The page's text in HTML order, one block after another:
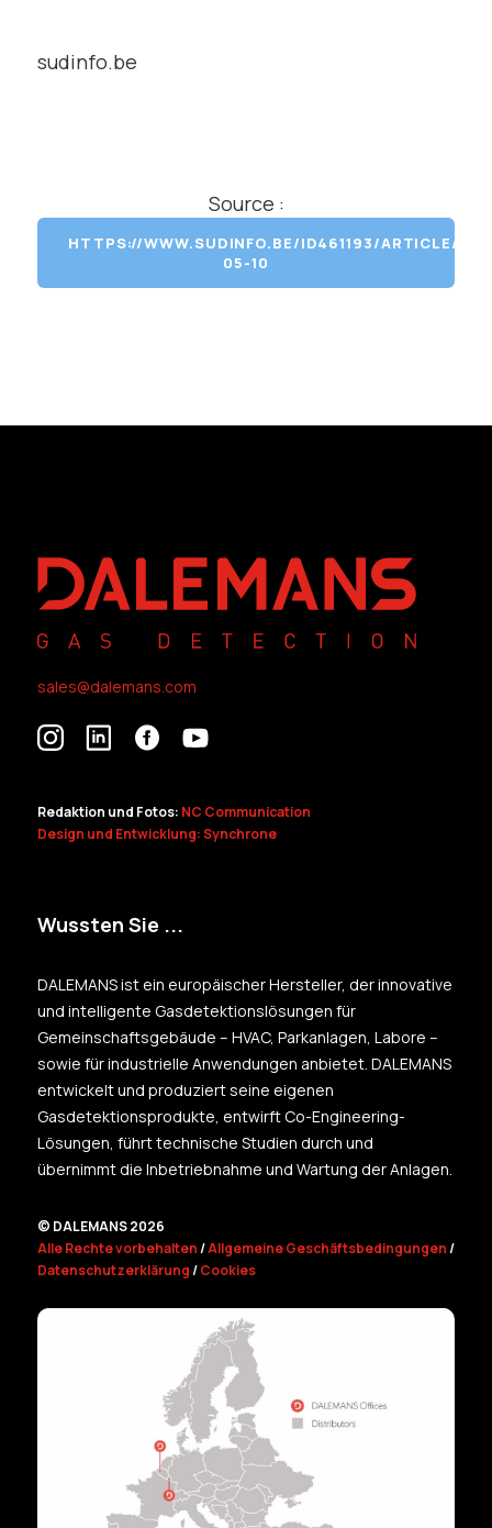
sudinfo.be
Source :
HTTPS://WWW.SUDINFO.BE/ID461193/ARTICLE/
05-10
sales@dalemans.com
Redaktion und Fotos: NC Communication
Design und Entwicklung: Synchrone
Wussten Sie ...
DALEMANS ist ein europäischer Hersteller, der innovative
und intelligente Gasdetektionslösungen für
Gemeinschaftsgebäude – HVAC, Parkanlagen, Labore –
sowie für industrielle Anwendungen anbietet. DALEMANS
entwickelt und produziert seine eigenen
Gasdetektionsprodukte, entwirft Co-Engineering-
Lösungen, führt technische Studien durch und
übernimmt die Inbetriebnahme und Wartung der Anlagen.
© DALEMANS 2026
Alle Rechte vorbehalten/Allgemeine Geschäftsbedingungen/
Datenschutzerklärung/Cookies